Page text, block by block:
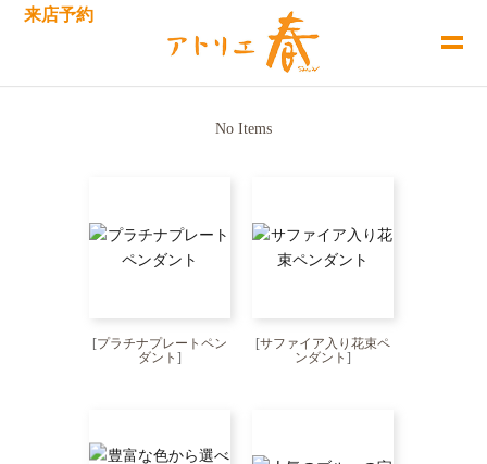
来店予約
No Items
[プラチナプレートペン
ダント ]
[サファイア入り花束ペ
ンダント ]